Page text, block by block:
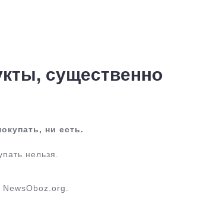
существенно
ни есть.
нельзя.